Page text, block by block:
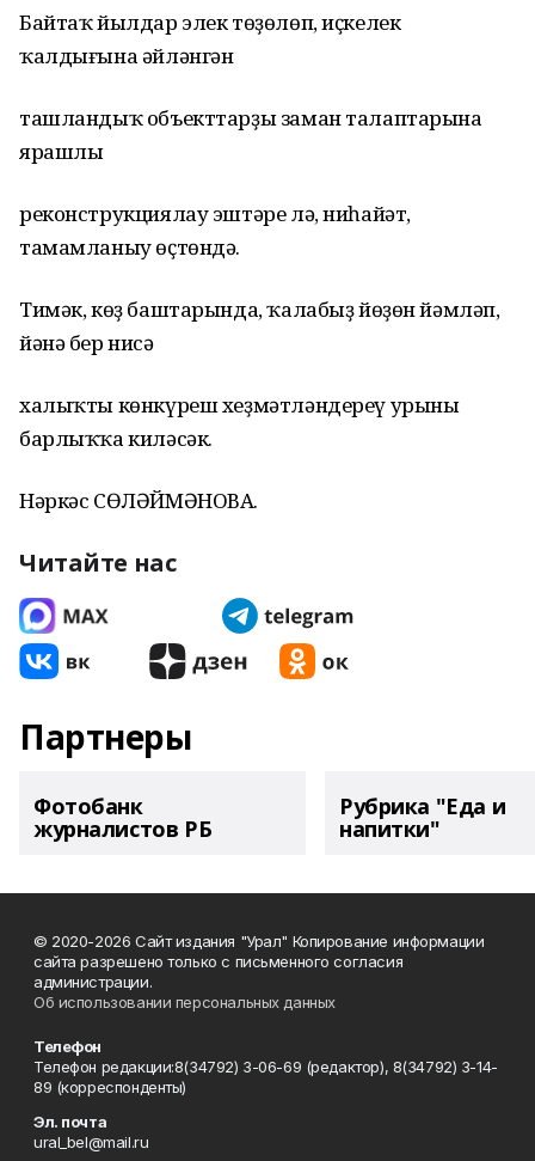
Байтаҡ йылдар элек төҙөлөп, иҫкелек
ҡалдығына әйләнгән
ташландыҡ объекттарҙы заман талаптарына
ярашлы
реконструкциялау эштәре лә, ниһайәт,
тамамланыу өҫтөндә.
Тимәк, көҙ баштарында, ҡалабыҙ йөҙөн йәмләп,
йәнә бер нисә
халыҡты көнкүреш хеҙмәтләндереү урыны
барлыҡҡа киләсәк.
Нәркәс СӨЛӘЙМӘНОВА.
Читайте нас
Партнеры
Фотобанк
журналистов РБ
Рубрика "Еда и
напитки"
© 2020-2026 Сайт издания "Урал" Копирование информации
сайта разрешено только с письменного согласия
администрации.
Об использовании персональных данных
Телефон
Телефон редакции:8(34792) 3-06-69 (редактор), 8(34792) 3-14-
89 (корреспонденты)
Эл. почта
ural_bel@mail.ru